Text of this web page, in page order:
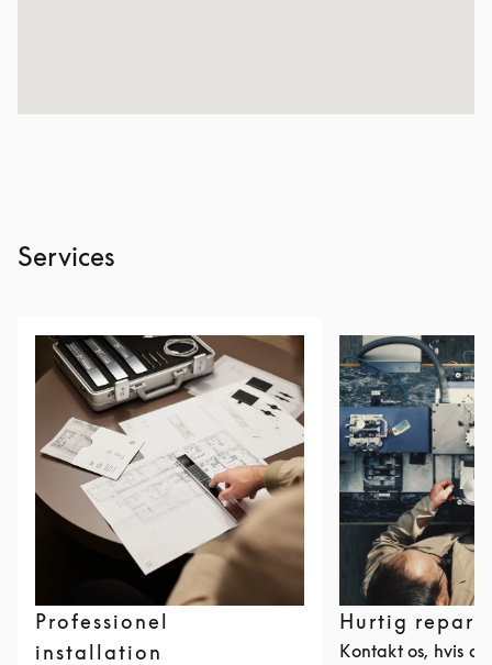
Services
Professionel
installation
Hurtig
Kontakt os, hvis